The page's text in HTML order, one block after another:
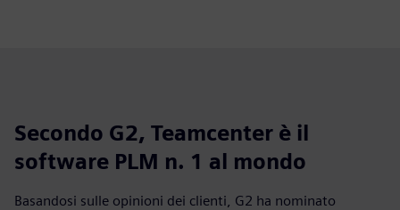
Secondo G2, Teamcenter è il
software PLM n. 1 al mondo
Basandosi sulle opinioni dei clienti, G2 ha nominato